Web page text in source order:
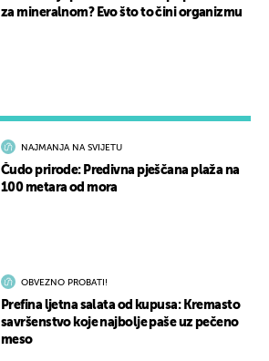
NAJMANJA NA SVIJETU
Čudo prirode: Predivna pješčana plaža na
100 metara od mora
OBVEZNO PROBATI!
Prefina ljetna salata od kupusa: Kremasto
savršenstvo koje najbolje paše uz pečeno
meso
za mineralnom? Evo što to čini organizmu